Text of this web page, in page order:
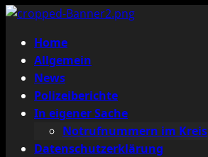
Primäres
Menü
Home
Allgemein
News
Polizeiberichte
In eigener Sache
Notrufnummern im Kreis
Datenschutzerklärung